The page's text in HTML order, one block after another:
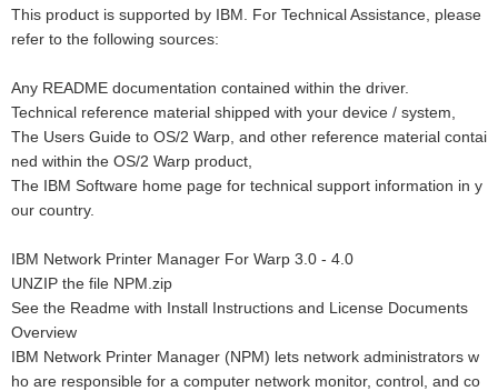
This product is supported by IBM. For Technical Assistance, please
refer to the following sources:
Any README documentation contained within the driver.
Technical reference material shipped with your device / system,
The Users Guide to OS/2 Warp, and other reference material contai
ned within the OS/2 Warp product,
The IBM Software home page for technical support information in y
our country.
IBM Network Printer Manager For Warp 3.0 - 4.0
UNZIP the file NPM.zip
See the Readme with Install Instructions and License Documents
Overview
IBM Network Printer Manager (NPM) lets network administrators w
ho are responsible for a computer network monitor, control, and co